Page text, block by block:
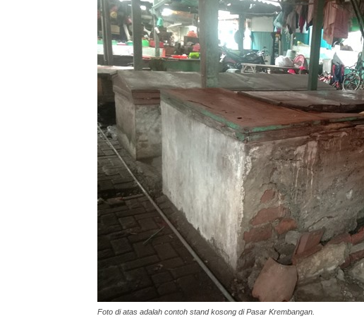
Foto di atas adalah contoh stand kosong di Pasar Krembangan.